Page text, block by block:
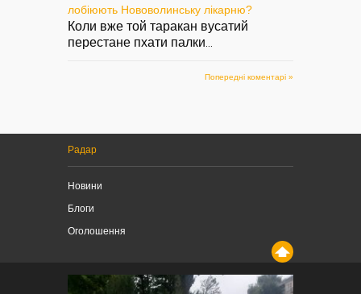
лобіюють Нововолинську лікарню?
Коли вже той таракан вусатий
перестане пхати палки
Попередні коментарі »
Радар
Новини
Блоги
Оголошення